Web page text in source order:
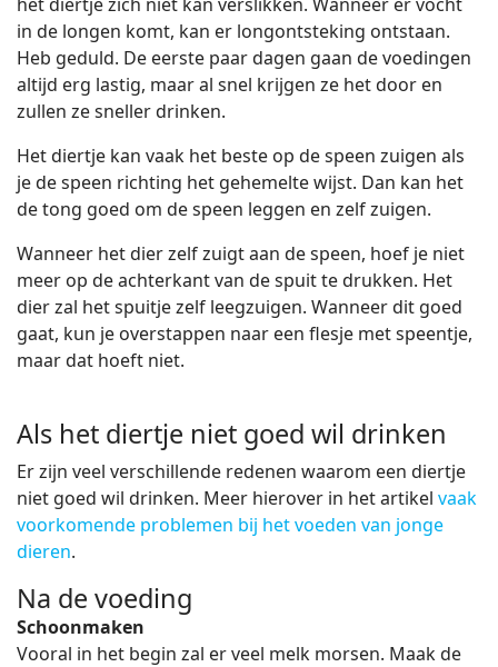
in de longen komt, kan er longontsteking ontstaan.
Heb geduld. De eerste paar dagen gaan de voedingen
altijd erg lastig, maar al snel krijgen ze het door en
zullen ze sneller drinken.
Het diertje kan vaak het beste op de speen zuigen als
je de speen richting het gehemelte wijst. Dan kan het
de tong goed om de speen leggen en zelf zuigen.
Wanneer het dier zelf zuigt aan de speen, hoef je niet
meer op de achterkant van de spuit te drukken. Het
dier zal het spuitje zelf leegzuigen. Wanneer dit goed
gaat, kun je overstappen naar een flesje met speentje,
maar dat hoeft niet.
Als het diertje niet goed wil drinken
Er zijn veel verschillende redenen waarom een diertje
niet goed wil drinken. Meer hierover in het artikel vaak
voorkomende problemen bij het voeden van jonge
dieren.
Na de voeding
Schoonmaken
Vooral in het begin zal er veel melk morsen. Maak de